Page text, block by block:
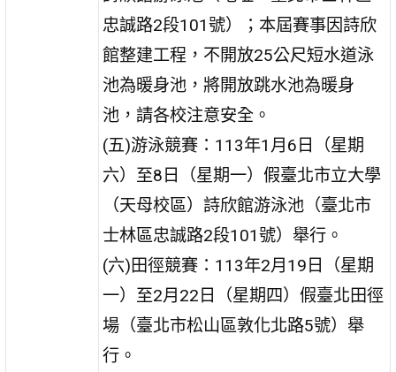
忠誠路2段101號）；本屆賽事因詩欣
館整建工程，不開放25公尺短水道泳
池為暖身池，將開放跳水池為暖身
池，請各校注意安全。
(五)游泳競賽：113年1月6日（星期
六）至8日（星期一）假臺北市立大學
（天母校區）詩欣館游泳池（臺北市
士林區忠誠路2段101號）舉行。
(六)田徑競賽：113年2月19日（星期
一）至2月22日（星期四）假臺北田徑
場（臺北市松山區敦化北路5號）舉
行。